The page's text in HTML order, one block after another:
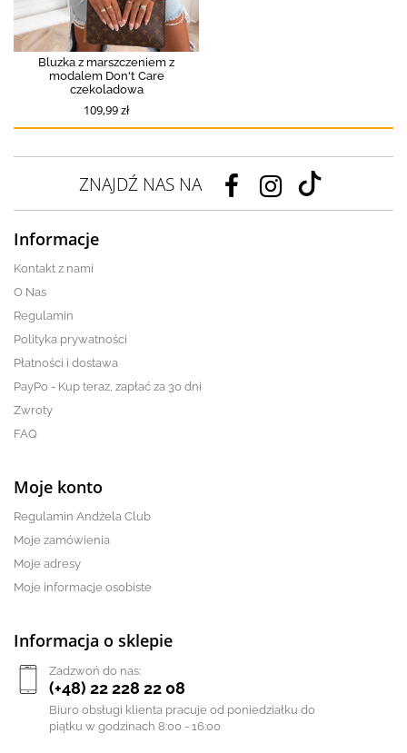
Bluzka z marszczeniem z
modalem Don't Care
czekoladowa
109,99 zł
ZNAJDŹ NAS NA
Informacje
Kontakt z nami
O Nas
Regulamin
Polityka prywatności
Płatności i dostawa
PayPo - Kup teraz, zapłać za 30 dni
Zwroty
FAQ
Moje konto
Regulamin Andżela Club
Moje zamówienia
Moje adresy
Moje informacje osobiste
Informacja o sklepie
Zadzwoń do nas:
(+48) 22 228 22 08
Biuro obsługi klienta pracuje od poniedziałku do
piątku w godzinach 8:00 - 16:00